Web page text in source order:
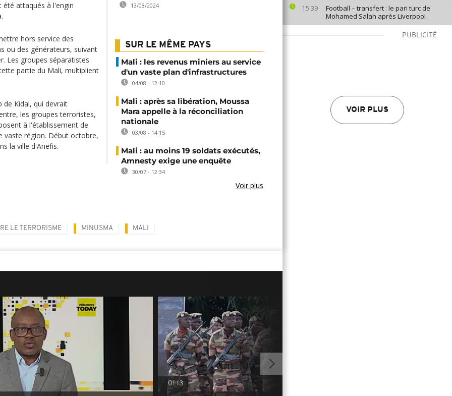
15:39
Football – transfert : le pari turc de
Mohamed Salah après Liverpool
PUBLICITÉ
VOIR PLUS
attaqués à l'engin
hors service des
ou des générateurs, suivant
Les groupes séparatistes
partie du Mali, multiplient
de Kidal, qui devrait
les groupes terroristes,
à l'établissement de
vaste région. Début octobre,
la ville d'Anefis.
13/08/2024
SUR LE MÊME PAYS
Mali : les revenus miniers au service
d'un vaste plan d'infrastructures
04/08 - 12:10
Mali : après sa libération, Moussa
Mara appelle à la réconciliation
nationale
03/08 - 14:15
Mali : au moins 19 soldats exécutés,
Amnesty exige une enquête
30/07 - 12:34
Voir plus
LE TERRORISME MINUSMA MALI
01:13